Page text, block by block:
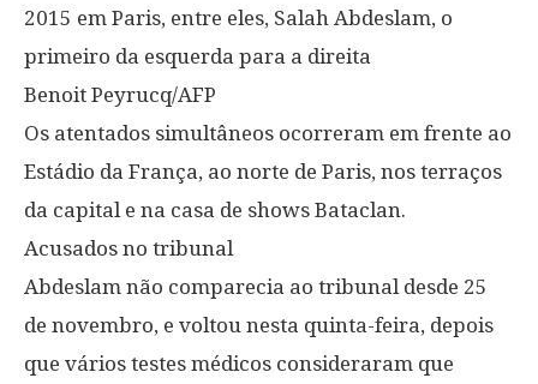
2015 em Paris, entre eles, Salah Abdeslam, o
primeiro da esquerda para a direita
Benoit Peyrucq/AFP
Os atentados simultâneos ocorreram em frente ao
Estádio da França, ao norte de Paris, nos terraços
da capital e na casa de shows Bataclan.
Acusados no tribunal
Abdeslam não comparecia ao tribunal desde 25
de novembro, e voltou nesta quinta-feira, depois
que vários testes médicos consideraram que